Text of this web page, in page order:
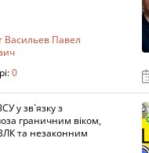
Васильев Павел
0
у зв`язку з
граничним віком,
та незаконним